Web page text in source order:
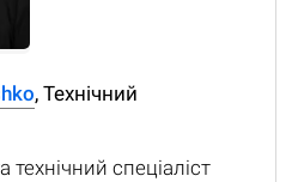
, Технічний
спеціаліст